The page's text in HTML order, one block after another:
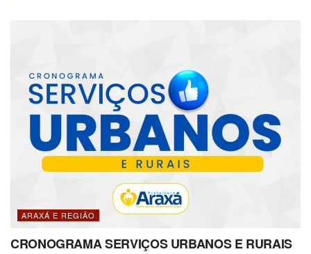
ARAXÁ E REGIÃO
CRONOGRAMA SERVIÇOS URBANOS E RURAIS